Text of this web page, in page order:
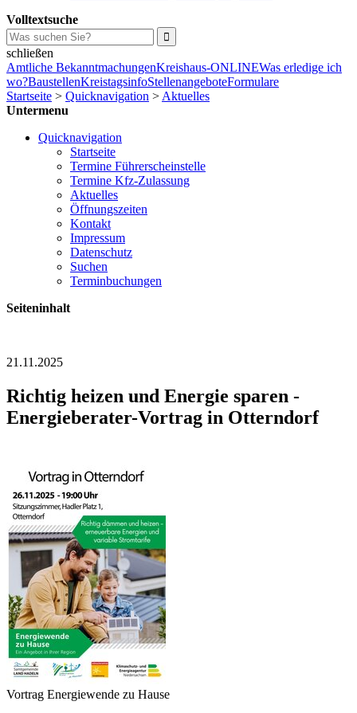
Volltextsuche
schließen
Amtliche BekanntmachungenKreishaus-ONLINEWas erledige ich
wo?BaustellenKreistagsinfoStellenangeboteFormulare
Startseite > Quicknavigation > Aktuelles
Untermenu
Quicknavigation
Startseite
Termine Führerscheinstelle
Termine Kfz-Zulassung
Aktuelles
Öffnungszeiten
Kontakt
Impressum
Datenschutz
Suchen
Terminbuchungen
Seiteninhalt
21.11.2025
Richtig heizen und Energie sparen -
Energieberater-Vortrag in Otterndorf
Vortrag Energiewende zu Hause